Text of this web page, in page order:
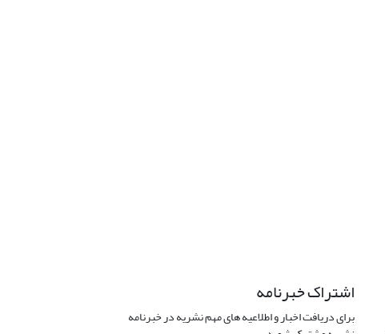
اشتراک خبرنامه
برای دریافت اخبار و اطلاعیه های مهم نشریه در خبرنامه